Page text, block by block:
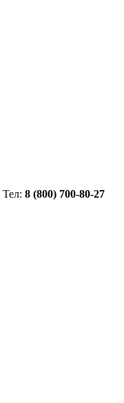
Тел: 8 (800) 700-80-27